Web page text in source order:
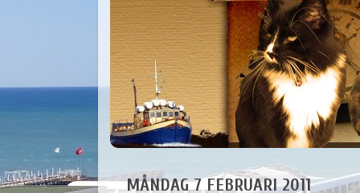
MÅNDAG 7 FEBRUARI 2011